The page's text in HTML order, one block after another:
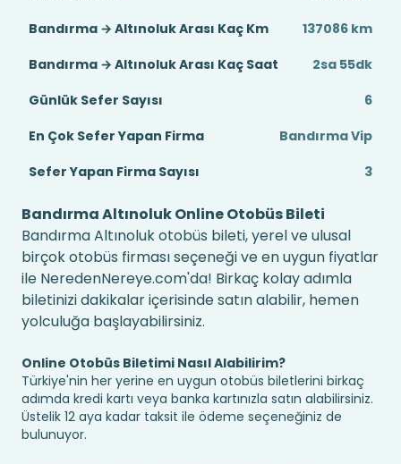
Bandırma → Altınoluk Arası Kaç Km
137086 km
Bandırma → Altınoluk Arası Kaç Saat
2sa 55dk
Günlük Sefer Sayısı
6
En Çok Sefer Yapan Firma
Bandırma Vip
Sefer Yapan Firma Sayısı
3
Bandırma Altınoluk Online Otobüs Bileti
Bandırma Altınoluk otobüs bileti, yerel ve ulusal
birçok otobüs firması seçeneği ve en uygun fiyatlar
ile NeredenNereye.com'da! Birkaç kolay adımla
biletinizi dakikalar içerisinde satın alabilir, hemen
yolculuğa başlayabilirsiniz.
Online Otobüs Biletimi Nasıl Alabilirim?
Türkiye'nin her yerine en uygun otobüs biletlerini birkaç
adımda kredi kartı veya banka kartınızla satın alabilirsiniz.
Üstelik 12 aya kadar taksit ile ödeme seçeneğiniz de
bulunuyor.